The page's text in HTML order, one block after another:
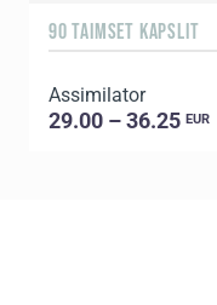
90 TAIMSET KAPSLIT
Assimilator
29.00 – 36.25 EUR